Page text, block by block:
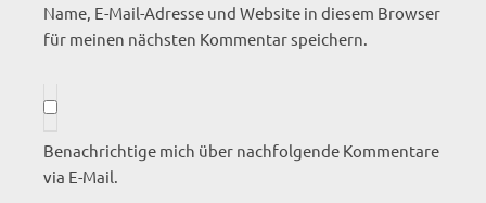
Name, E-Mail-Adresse und Website in diesem Browser
für meinen nächsten Kommentar speichern.
Benachrichtige mich über nachfolgende Kommentare
via E-Mail.